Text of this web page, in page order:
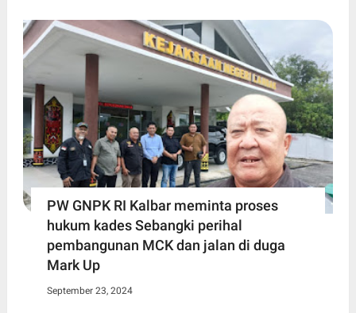
PW GNPK RI Kalbar meminta proses
hukum kades Sebangki perihal
pembangunan MCK dan jalan di duga
Mark Up
September 23, 2024